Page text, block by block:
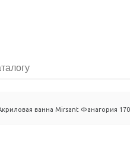
ванна Mirsant Фанагория